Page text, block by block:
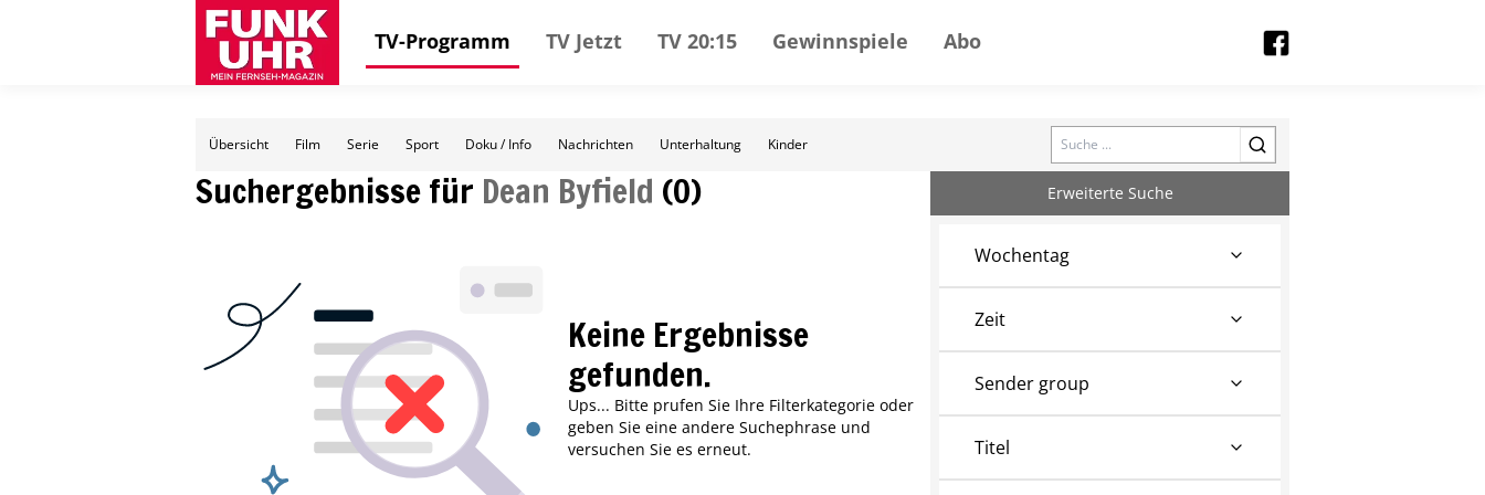
TV-Programm TV Jetzt TV 20:15 Gewinnspiele Abo
Übersicht Film Serie Sport Doku / Info Nachrichten Unterhaltung Kinder Search
Suchergebnisse für Dean Byfield (0)
Keine Ergebnisse
gefunden.
Ups... Bitte prufen Sie Ihre Filterkategorie oder
geben Sie eine andere Suchephrase und
versuchen Sie es erneut.
Erweiterte Suche
Wochentag
Zeit
Sender group
Titel